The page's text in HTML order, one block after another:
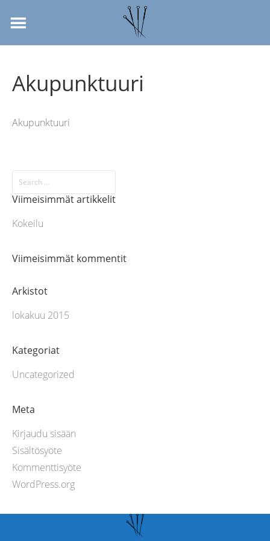
Akupunktuuri
Akupunktuuri
Viimeisimmät artikkelit
Kokeilu
Viimeisimmät kommentit
Arkistot
lokakuu 2015
Kategoriat
Uncategorized
Meta
Kirjaudu sisään
Sisältösyöte
Kommenttisyöte
WordPress.org